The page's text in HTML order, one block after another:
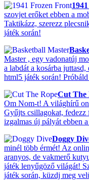
szovjet erőket ebben a
Taktikázz, szerezz
játék során!
Master , egy vadonatúj
a labdát a kosárba
html5 játék során!
Cut The
Om Nom-t! A világhírű
Gyűjts csillagokat,
izgalmas új pályát ebben
Doggy
minél több érmét! Az
aranyos, de vakmerő
játék lenyűgöző világát!
játék során, küzdj meg